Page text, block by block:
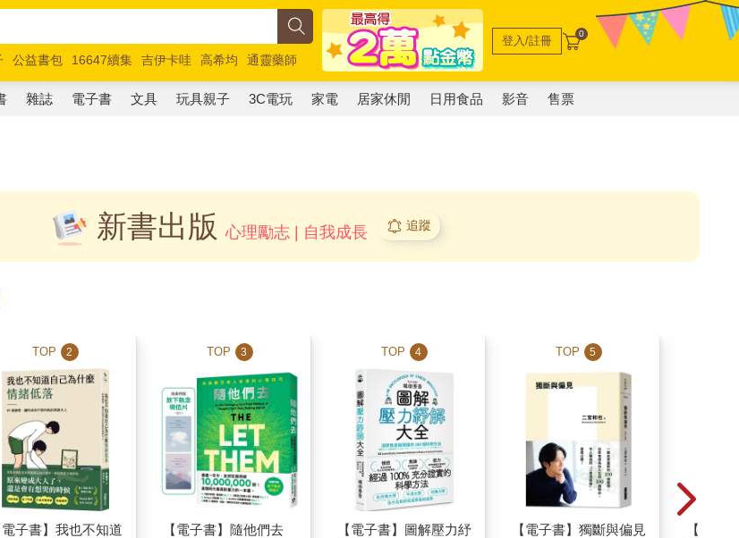
公益書包 16647續集 吉伊卡哇 高希均
通靈藥師
馬斯克 玩具總動員5 超慢跑
登入/註冊 0
雜誌 電子書 文具 玩具親子 3C電玩 家電 居家休閒 日用食品 影音 售票
新書出版 心理勵志 | 自我成長 追蹤
TOP 2
電子書】我也不知道
TOP 3
【電子書】隨他們去
TOP 4
【電子書】圖解壓力紓
TOP 5
【電子書】獨斷與偏見
【電子